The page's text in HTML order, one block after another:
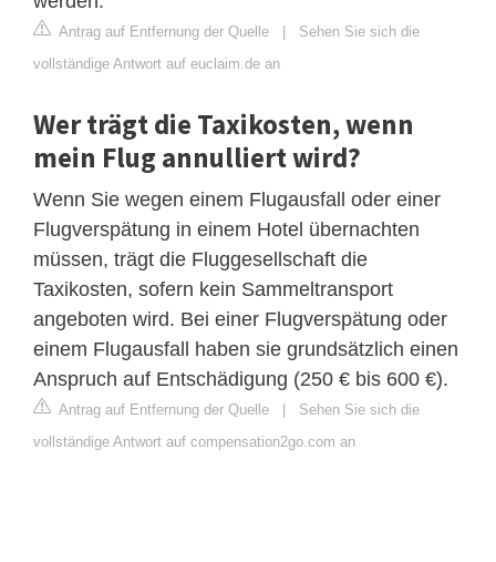
Antrag auf Entfernung der Quelle
Sehen Sie sich die
vollständige Antwort auf euclaim.de an
Wer trägt die Taxikosten, wenn
mein Flug annulliert wird?
Wenn Sie wegen einem Flugausfall oder einer
Flugverspätung in einem Hotel übernachten
müssen, trägt die Fluggesellschaft die
Taxikosten, sofern kein Sammeltransport
angeboten wird. Bei einer Flugverspätung oder
einem Flugausfall haben sie grundsätzlich einen
Anspruch auf Entschädigung (250 € bis 600 €).
Antrag auf Entfernung der Quelle
Sehen Sie sich die
vollständige Antwort auf compensation2go.com an